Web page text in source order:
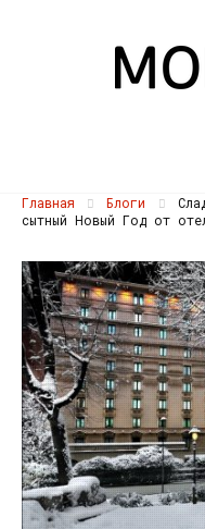
Главная Блоги
сытный Новый Год от